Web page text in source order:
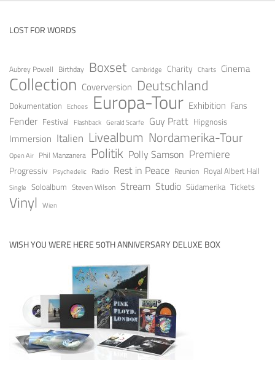
LOST FOR WORDS
Aubrey Powell Birthday Boxset Cambridge Charity Charts Cinema
Collection Coverversion Deutschland
Dokumentation Echoes Europa-Tour Exhibition Fans
Fender Festival Flashback Gerald Scarfe Guy Pratt Hipgnosis
Immersion Italien Livealbum Nordamerika-Tour
Open Air Phil Manzanera Politik Polly Samson Premiere
Progressiv Psychedelic Radio Rest in Peace Reunion Royal Albert Hall
Single Soloalbum Steven Wilson Stream Studio Südamerika Tickets
Vinyl Wien
WISH YOU WERE HERE 50TH ANNIVERSARY DELUXE BOX